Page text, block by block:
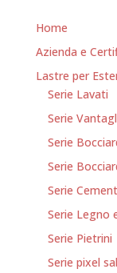
Home
Azienda e
Lastre per
Serie Lavati
Serie
Serie
Serie
Serie
Serie Legno
Serie Pietrini
Serie pixel